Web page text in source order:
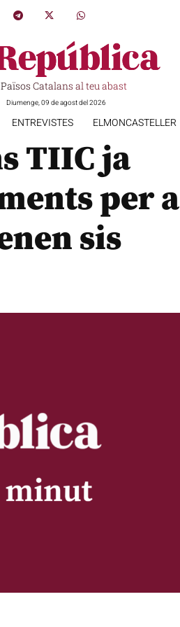
Catalans al teu abast
Diumenge, 09 de agost del 2026
ENTREVISTES ELMONCASTELLER
TIIC ja
per a
sis